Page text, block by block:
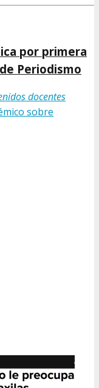
por primera
Periodismo
docentes
sobre